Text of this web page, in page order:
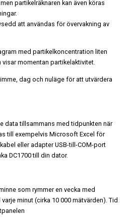
partikelräknaren kan även köras
att användas för övervakning av
med partikelkoncentration liten
momentan partikelaktivitet.
dag och nuläge för att utvärdera
data tillsammans med tidpunkten när
till exempelvis Microsoft Excel för
eller adapter USB-till-COM-port
DC1700 till din dator.
som rymmer en vecka med
minut (cirka 10 000 mätvärden). Tid